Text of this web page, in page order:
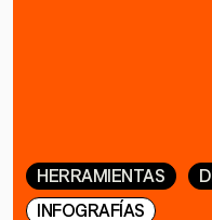
HERRAMIENTAS
INFOGRAFÍAS